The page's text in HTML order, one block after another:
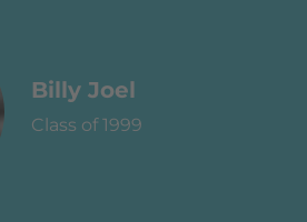
Billy Joel
Class of 1999